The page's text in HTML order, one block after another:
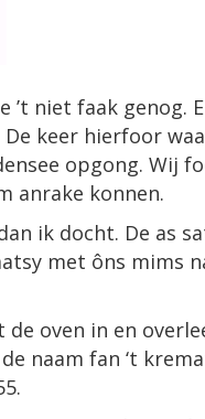
niet faak genog.
keer hierfoor
opgong. Wij
anrake konnen.
ik docht. De as
met ôns mims
oven in en
naam fan ‘t